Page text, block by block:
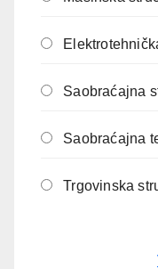
Saobraćajna
Saobraćajna
Trgovinska